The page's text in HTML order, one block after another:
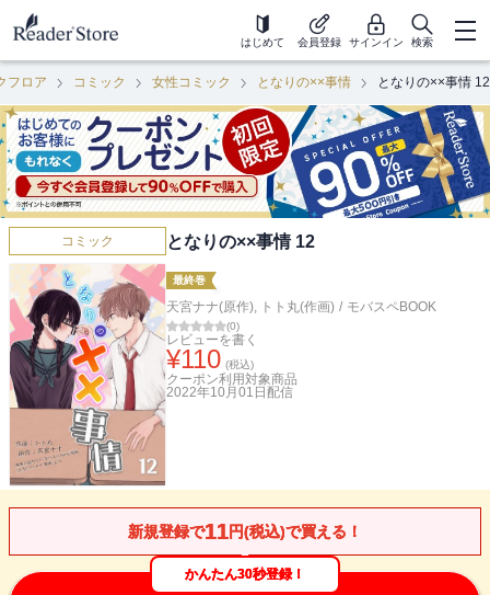
はじめて 会員登録 サインイン 検索
フロア コミック 女性コミック となりの××事情 となりの××事情 12
コミック となりの××事情 12
最終巻
天宮ナナ(原作), トト丸(作画) / モバスペBOOK
(0)
レビューを書く
¥110 (税込)
クーポン利用対象商品
2022年10月01日 配信
新規登録で11円(税込)で買える！
かんたん30秒登録！